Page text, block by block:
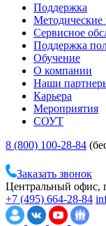
Поддержка
Методические
Сервисное
Поддержка
Обучение
О компании
Наши
Карьера
Мероприятия
СОУТ
8 (800) 100-28-84
Заказать звонок
Центральный офис,
+7 (495) 664-28-84